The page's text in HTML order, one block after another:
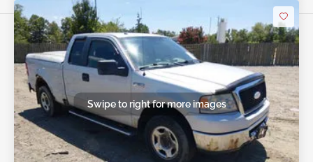
Swipe to right for more images